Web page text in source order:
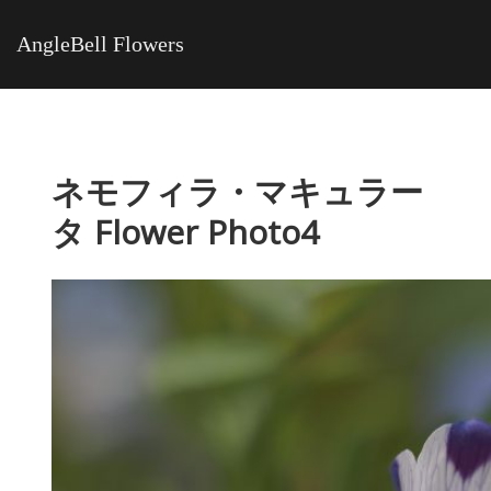
AngleBell Flowers
ネモフィラ・マキュラー
タ Flower Photo4